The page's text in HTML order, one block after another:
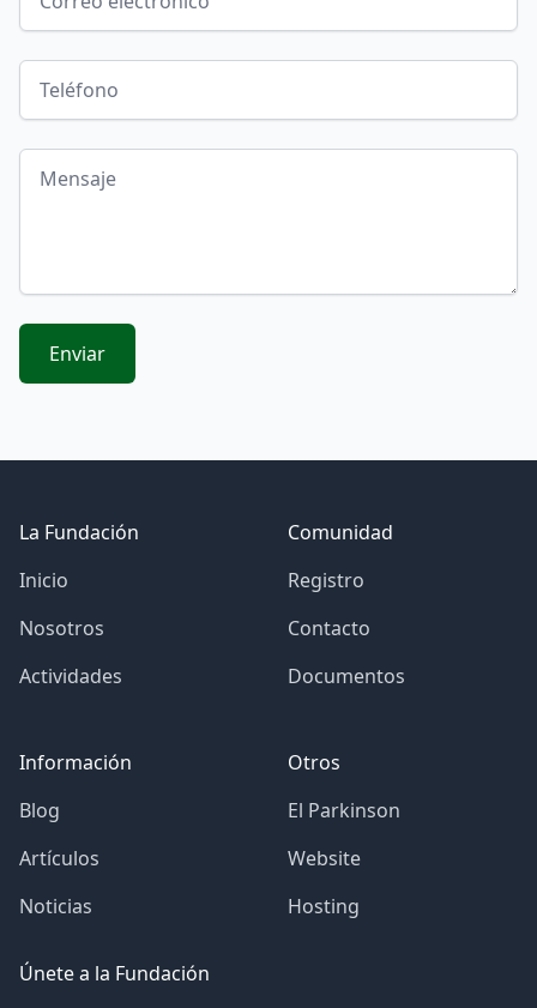
Teléfono
Mensaje
Enviar
La Fundación
Inicio
Nosotros
Actividades
Información
Blog
Artículos
Noticias
Comunidad
Registro
Contacto
Documentos
Otros
El Parkinson
Website
Hosting
Únete a la Fundación